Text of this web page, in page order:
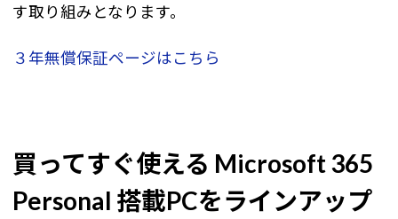
す取り組みとなります。
３年無償保証ページはこちら
買ってすぐ使える Microsoft 365
Personal 搭載PCをラインアップ